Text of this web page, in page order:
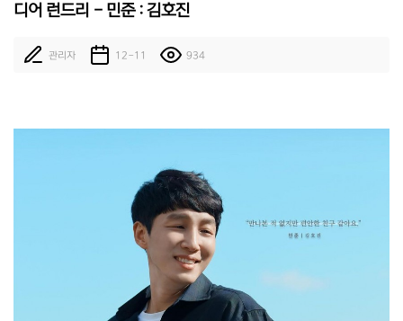
디어 런드리 - 민준 : 김호진
관리자 12-11 934